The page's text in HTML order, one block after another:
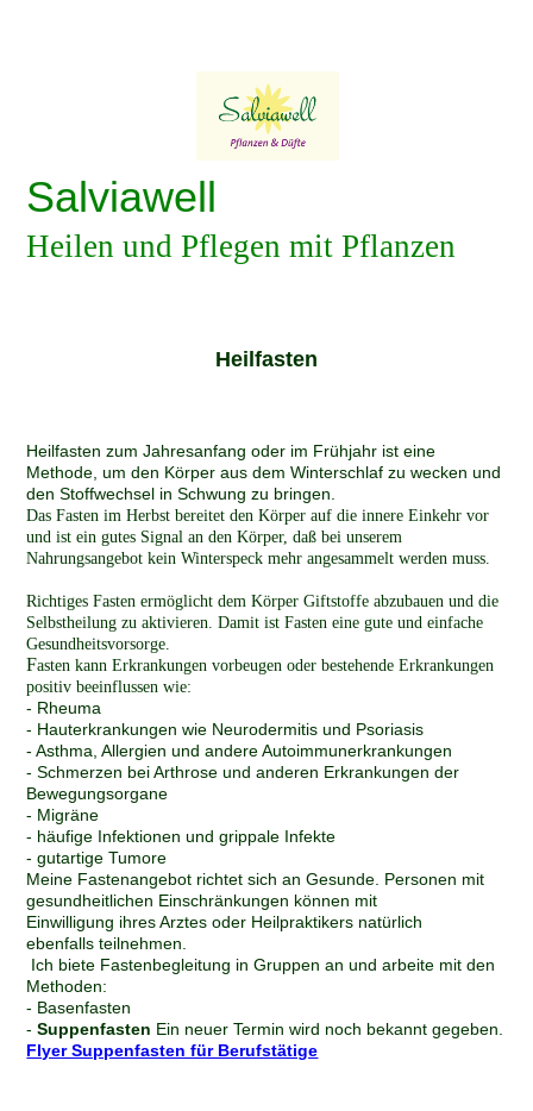
Salviawell
Heilen und Pflegen mit Pflanzen
Heilfasten
Heilfasten zum Jahresanfang oder im Frühjahr ist eine
Methode, um den Körper aus dem Winterschlaf zu wecken und
den Stoffwechsel in Schwung zu bringen.
Das Fasten im Herbst bereitet den Körper auf die innere Einkehr vor
und ist ein gutes Signal an den Körper, daß bei unserem
Nahrungsangebot kein Winterspeck mehr angesammelt werden muss.
Richtiges Fasten ermöglicht dem Körper Giftstoffe abzubauen und die
Selbstheilung zu aktivieren. Damit istFasten eine gute und einfache
Gesundheitsvorsorge.
Fasten kann Erkrankungen vorbeugen oder bestehendeErkrankungen
positiv beeinflussen wie:
- Rheuma
- Hauterkrankungen wie Neurodermitis und Psoriasis
- Asthma, Allergien und andere Autoimmunerkrankungen
- Schmerzen bei Arthrose und anderen Erkrankungen der
Bewegungsorgane
- Migräne
- häufige Infektionen und grippale Infekte
- gutartige Tumore
Meine Fastenangebot richtetsich an Gesunde. Personen mit
gesundheitlichen Einschränkungen können mit
Einwilligung ihres Arztes oder Heilpraktikers natürlich
ebenfalls teilnehmen.
Ich biete Fastenbegleitung in Gruppen an und arbeite mit den
Methoden:
- Basenfasten
-Suppenfasten Ein neuer Termin wird noch bekannt gegeben.
Flyer Suppenfasten für Berufstätige